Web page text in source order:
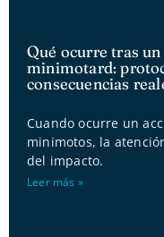
Qué ocurre tras
minimotard:
consecuencias
Cuando ocurre un
minimotos, la
del impacto.
Leer más »